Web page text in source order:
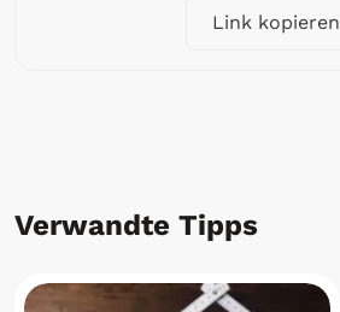
Link kopieren
Verwandte Tipps